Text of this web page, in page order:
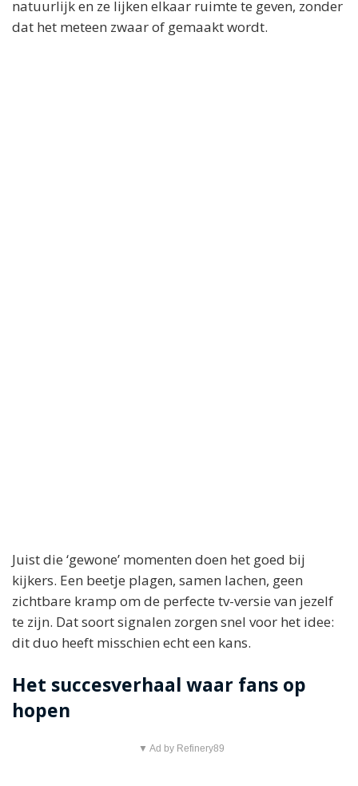
natuurlijk en ze lijken elkaar ruimte te geven, zonder
dat het meteen zwaar of gemaakt wordt.
Juist die ‘gewone’ momenten doen het goed bij
kijkers. Een beetje plagen, samen lachen, geen
zichtbare kramp om de perfecte tv-versie van jezelf
te zijn. Dat soort signalen zorgen snel voor het idee:
dit duo heeft misschien echt een kans.
Het succesverhaal waar fans op
hopen
▼ Ad by Refinery89